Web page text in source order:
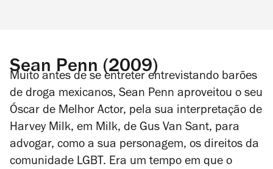
Sean Penn (2009)
Muito antes de se entreter entrevistando barões
de droga mexicanos, Sean Penn aproveitou o seu
Óscar de Melhor Actor, pela sua interpretação de
Harvey Milk, em Milk, de Gus Van Sant, para
advogar, como a sua personagem, os direitos da
comunidade LGBT. Era um tempo em que o